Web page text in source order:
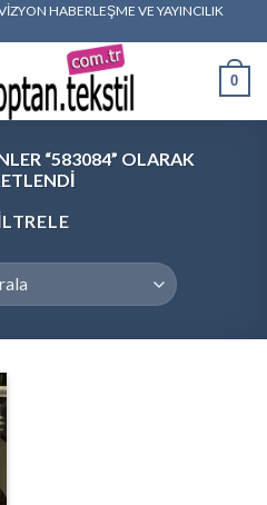
HABERLEŞME VE YAYINCILIK
0
“583084” OLARAK